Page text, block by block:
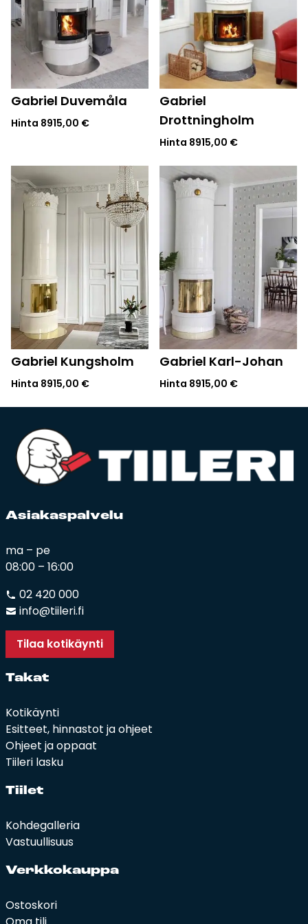
Gabriel Duvemåla
Hinta 8915,00 €
Gabriel
Drottningholm
Hinta 8915,00 €
Gabriel Kungsholm
Hinta 8915,00 €
Gabriel Karl-Johan
Hinta 8915,00 €
Asia­kas­pal­ve­lu
ma – pe
08:00 – 16:00
02 420 000
info@tiileri.fi
Tilaa kotikäynti
Ta­kat
Kotikäynti
Esitteet, hinnastot ja ohjeet
Ohjeet ja oppaat
Tiileri lasku
Tii­let
Kohdegalleria
Vastuullisuus
Verk­ko­kaup­pa
Ostoskori